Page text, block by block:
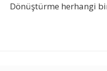
Dönüştürme herhangi bir